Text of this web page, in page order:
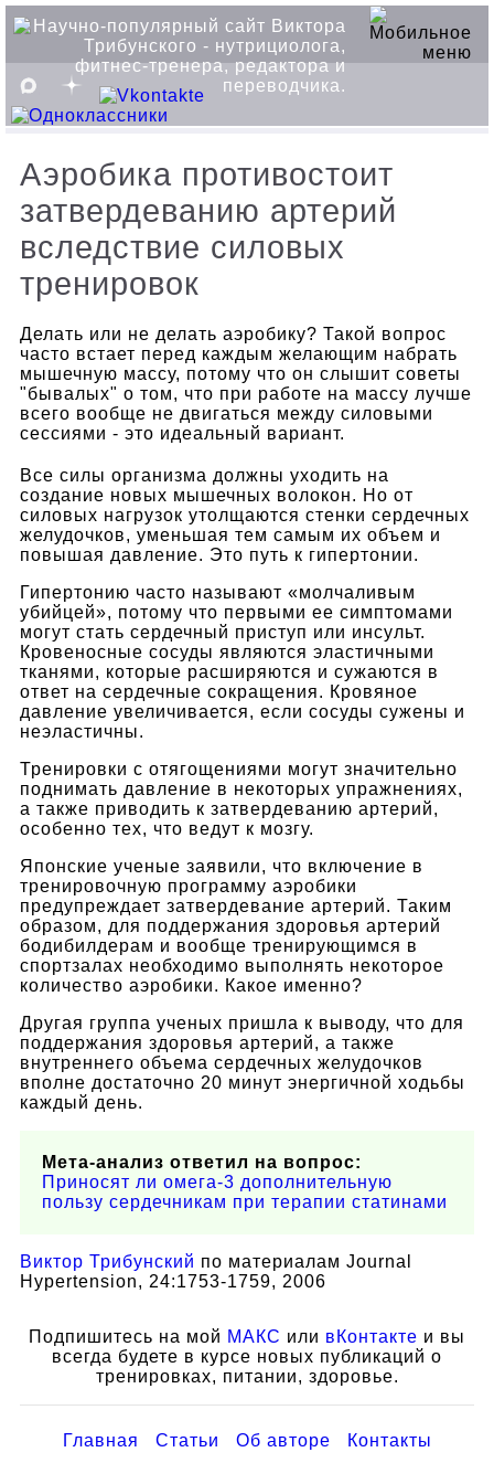
Аэробика противостоит
затвердеванию артерий
вследствие силовых
тренировок
Делать или не делать аэробику? Такой вопрос
часто встает перед каждым желающим набрать
мышечную массу, потому что он слышит советы
"бывалых" о том, что при работе на массу лучше
всего вообще не двигаться между силовыми
сессиями - это идеальный вариант.
Все силы организма должны уходить на
создание новых мышечных волокон. Но от
силовых нагрузок утолщаются стенки сердечных
желудочков, уменьшая тем самым их объем и
повышая давление. Это путь к гипертонии.
Гипертонию часто называют «молчаливым
убийцей», потому что первыми ее симптомами
могут стать сердечный приступ или инсульт.
Кровеносные сосуды являются эластичными
тканями, которые расширяются и сужаются в
ответ на сердечные сокращения. Кровяное
давление увеличивается, если сосуды сужены и
неэластичны.
Тренировки с отягощениями могут значительно
поднимать давление в некоторых упражнениях,
а также приводить к затвердеванию артерий,
особенно тех, что ведут к мозгу.
Японские ученые заявили, что включение в
тренировочную программу аэробики
предупреждает затвердевание артерий. Таким
образом, для поддержания здоровья артерий
бодибилдерам и вообще тренирующимся в
спортзалах необходимо выполнять некоторое
количество аэробики. Какое именно?
Другая группа ученых пришла к выводу, что для
поддержания здоровья артерий, а также
внутреннего объема сердечных желудочков
вполне достаточно 20 минут энергичной ходьбы
каждый день.
Мета-анализ ответил на вопрос:
Приносят ли омега-3 дополнительную
пользу сердечникам при терапии статинами
Виктор Трибунский по материалам Journal
Hypertension, 24:1753-1759, 2006
Подпишитесь на мой МАКС или вКонтакте и вы
всегда будете в курсе новых публикаций о
тренировках, питании, здоровье.
Главная Статьи Об авторе Контакты